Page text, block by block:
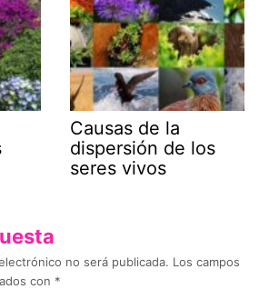
Causas de la
dispersión de los
seres vivos
no será publicada. Los campos
con *